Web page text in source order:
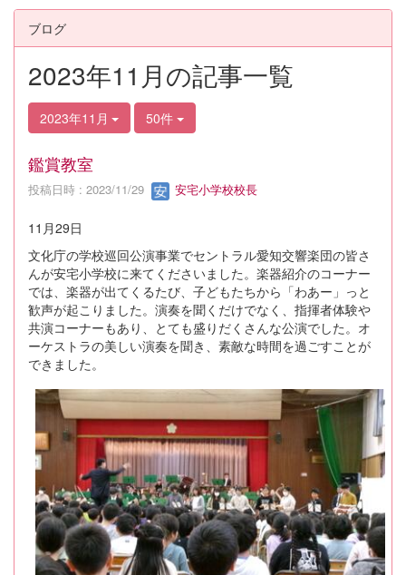
ブログ
2023年11月の記事一覧
2023年11月 50件
鑑賞教室
投稿日時 : 2023/11/29 安宅小学校校長
11月29日
文化庁の学校巡回公演事業でセントラル愛知交響楽団の皆さ
んが安宅小学校に来てくださいました。楽器紹介のコーナー
では、楽器が出てくるたび、子どもたちから「わあー」っと
歓声が起こりました。演奏を聞くだけでなく、指揮者体験や
共演コーナーもあり、とても盛りだくさんな公演でした。オ
ーケストラの美しい演奏を聞き、素敵な時間を過ごすことが
できました。